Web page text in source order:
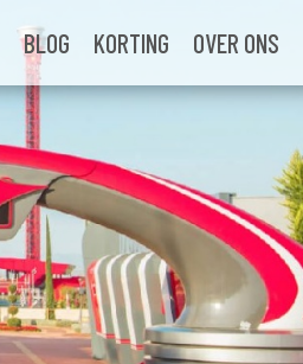
BLOG KORTING OVER ONS